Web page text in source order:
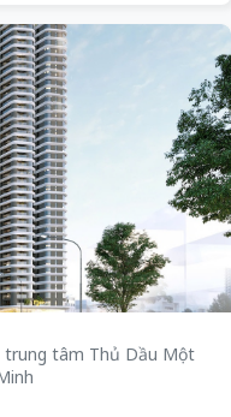
tâm Thủ Dầu Một